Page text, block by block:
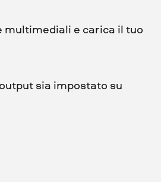
multimediali e carica il tuo
sia impostato su